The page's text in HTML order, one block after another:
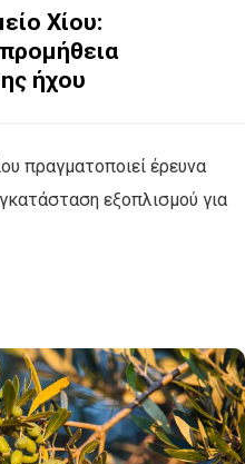
Χίου:
ήχου
πραγματοποιεί έρευνα
εξοπλισμού για